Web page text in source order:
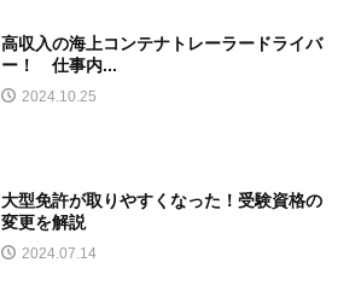
高収入の海上コンテナトレーラードライバ
ー！ 仕事内...
2024.10.25
大型免許が取りやすくなった！受験資格の
変更を解説
2024.07.14